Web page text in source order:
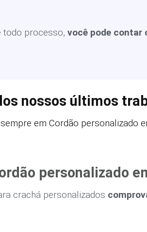
todo processo, você pode contar
nossos últimos
sempre em Cordão personalizado
personalizado
crachá personalizados